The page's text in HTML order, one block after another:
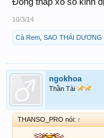
10/3/14
Cà Rem SAO THÁI DƯƠNG
ngokhoa
Thần Tài
THANSO_PRO nói: ↑